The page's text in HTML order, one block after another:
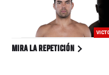
MIRA LA REPETICIÓN